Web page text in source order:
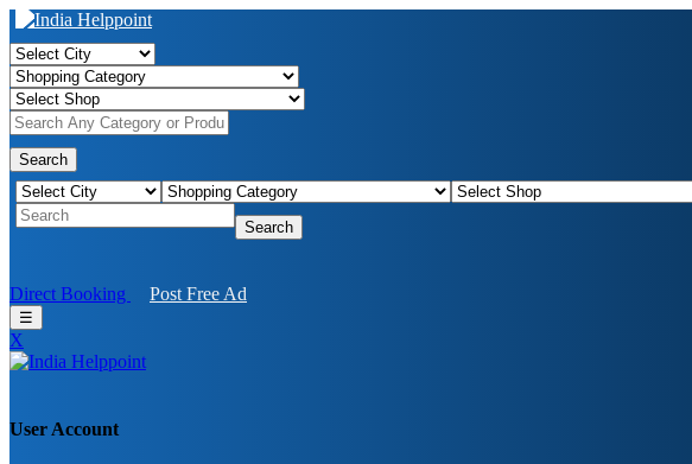
Search
Search
Direct Booking Post Free Ad
☰
X
User Account